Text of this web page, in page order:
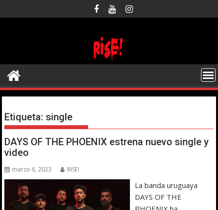
al
Etiqueta: single
DAYS OF THE PHOENIX estrena nuevo single y
video
marzo 6, 2023 RISE!
La banda uruguaya
DAYS OF THE